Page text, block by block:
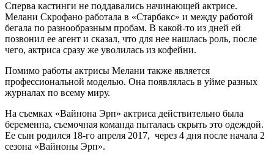
Сперва кастинги не поддавались начинающей актрисе.
Мелани Скрофано работала в «Старбакс» и между работой
бегала по разнообразным пробам. В какой-то из дней ей
позвонил ее агент и сказал, что для нее нашлась роль, после
чего, актриса сразу же уволилась из кофейни.
Помимо работы актрисы Мелани также является
профессиональной моделью. Она появлялась в уйме разных
журналах по всему миру.
На съемках «Вайнона Эрп» актриса действительно была
беременна, съемочная команда пыталась скрыть это одеждой.
Ее сын родился 18-го апреля 2017, через 4 дня после начала 2
сезона «Вайноны Эрп».